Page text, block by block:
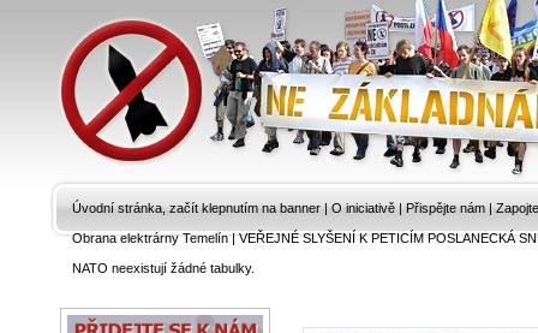
Úvodní stránka, začít klepnutím na banner | O iniciativě | Přispějte nám |
Obrana elektrárny Temelín|VEŘEJNÉ SLYŠENÍ K PETICÍM POSLANECKÁ
NATO neexistují žádné tabulky.